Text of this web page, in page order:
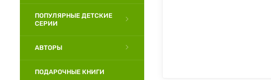
ПОПУЛЯРНЫЕ ДЕТСКИЕ
СЕРИИ
АВТОРЫ
ПОДАРОЧНЫЕ КНИГИ